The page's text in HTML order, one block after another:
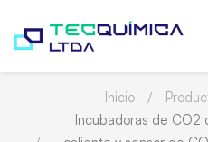
Inicio
Incubadoras de CO2